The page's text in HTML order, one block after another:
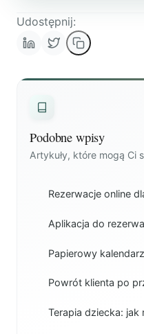
Udostępnij:
Podobne wpisy
Artykuły, które mogą Ci
Rezerwacje online
Aplikacja do
Papierowy
Powrót klienta po
Terapia dziecka: